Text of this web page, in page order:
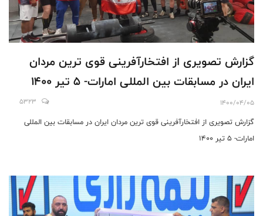
گزارش تصویری از افتخارآفرینی قوی ترین مردان
ایران در مسابقات بین المللی امارات- 5 تیر 1400
1400/04/05
5323
گزارش تصویری از افتخارآفرینی قوی ترین مردان ایران در مسابقات بین المللی
امارات- 5 تیر 1400